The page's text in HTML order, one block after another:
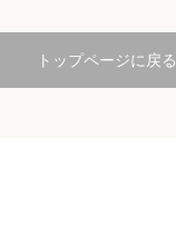
トップページに戻る